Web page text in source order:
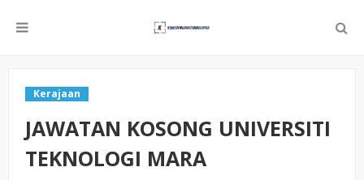
Kerajaan
JAWATAN KOSONG UNIVERSITI
TEKNOLOGI MARA